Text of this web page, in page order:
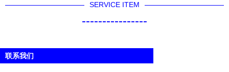
SERVICE ITEM
----------------
联系我们